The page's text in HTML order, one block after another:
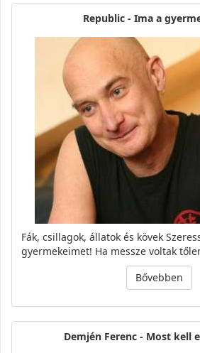
Republic - Ima a
Fák, csillagok, állatok és kövek
gyermekeimet! Ha messze voltak
Bővebben
Demjén Ferenc - Most kell